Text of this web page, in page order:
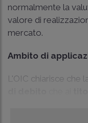
normalmente la
valore di
mercato.
Ambito di
L'OIC chiarisce che